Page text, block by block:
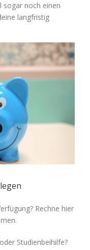
sogar noch einen
langfristig
Rechne hier
Studienbeihilfe?